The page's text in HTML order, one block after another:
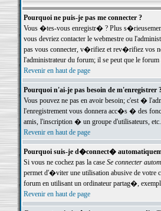
Pourquoi ne puis-je pas me connecter ?
Vous �tes-vous enregistr� ? Plus
vous devriez contacter le webmestre ou
pas vous connecter, v�rifiez et rev�rifiez vos
l'administrateur du forum; il se peut que le
Revenir en haut de page
Pourquoi n'ai-je pas besoin de m'enregistrer
Vous pouvez ne pas en avoir besoin; c'est �
l'enregistrement vous donnera acc�s � des
amis, l'inscription � un groupe d'utilisateurs,
Revenir en haut de page
Pourquoi suis-je d�connect�
Si vous ne cochez pas la case Se connecter
permet d'�viter une utilisation abusive de votre
forum en utilisant un ordinateur partag�,
Revenir en haut de page